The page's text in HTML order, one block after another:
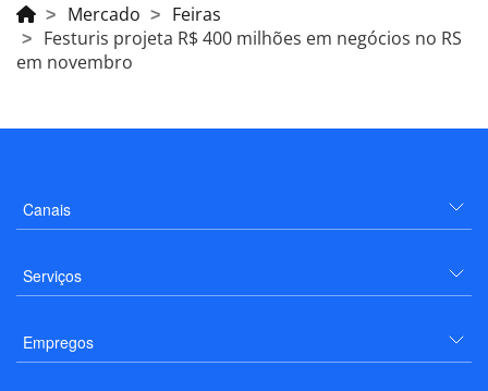
Mercado
Feiras
Festuris projeta R$ 400 milhões em negócios no RS
em novembro
Canais
Serviços
Empregos